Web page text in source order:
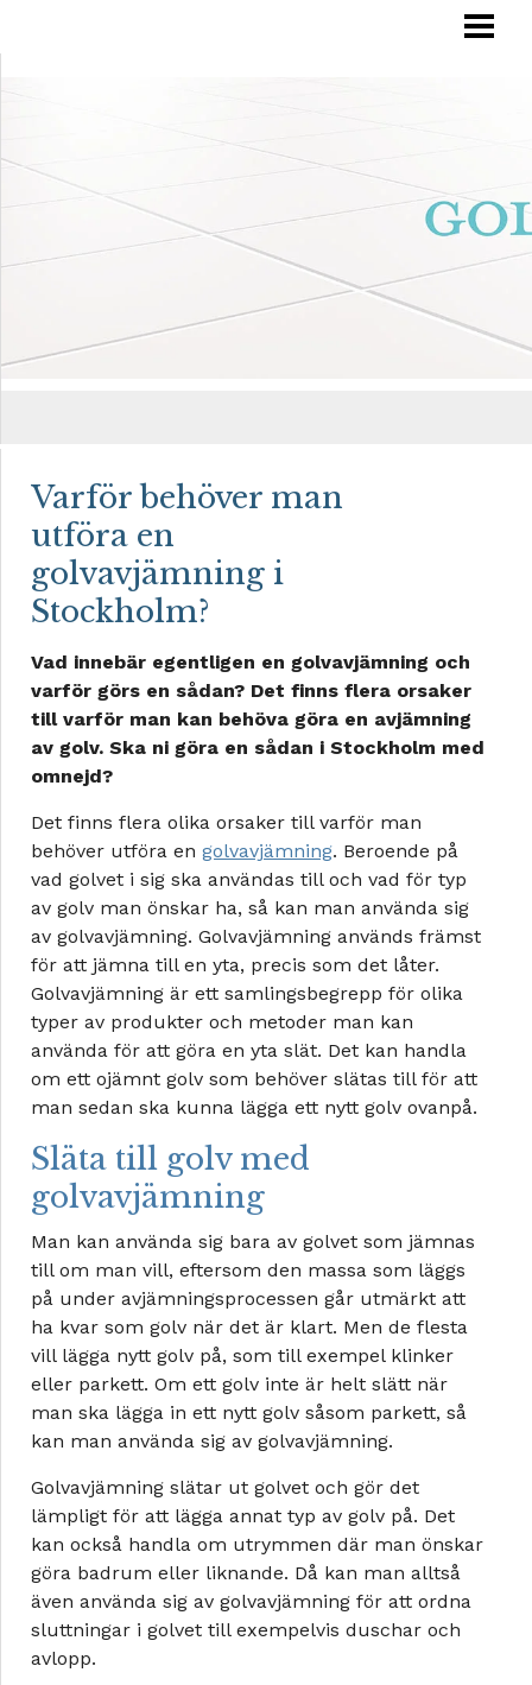
MÅLA TRÄGOLV
Varför behöver man
utföra en
golvavjämning i
Stockholm?
Vad innebär egentligen en golvavjämning och
varför görs en sådan? Det finns flera orsaker
till varför man kan behöva göra en avjämning
av golv. Ska ni göra en sådan i Stockholm med
omnejd?
Det finns flera olika orsaker till varför man
behöver utföra en golvavjämning. Beroende på
vad golvet i sig ska användas till och vad för typ
av golv man önskar ha, så kan man använda sig
av golvavjämning. Golvavjämning används främst
för att jämna till en yta, precis som det låter.
Golvavjämning är ett samlingsbegrepp för olika
typer av produkter och metoder man kan
använda för att göra en yta slät. Det kan handla
om ett ojämnt golv som behöver slätas till för att
man sedan ska kunna lägga ett nytt golv ovanpå.
Släta till golv med
golvavjämning
Man kan använda sig bara av golvet som jämnas
till om man vill, eftersom den massa som läggs
på under avjämningsprocessen går utmärkt att
ha kvar som golv när det är klart. Men de flesta
vill lägga nytt golv på, som till exempel klinker
eller parkett. Om ett golv inte är helt slätt när
man ska lägga in ett nytt golv såsom parkett, så
kan man använda sig av golvavjämning.
Golvavjämning slätar ut golvet och gör det
lämpligt för att lägga annat typ av golv på. Det
kan också handla om utrymmen där man önskar
göra badrum eller liknande. Då kan man alltså
även använda sig av golvavjämning för att ordna
sluttningar i golvet till exempelvis duschar och
avlopp.